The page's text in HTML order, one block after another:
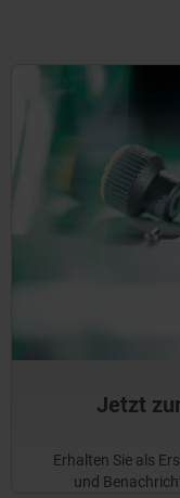
Jetzt
Erhalten Sie als
und